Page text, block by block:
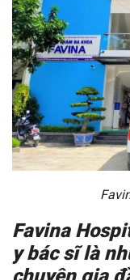
Favina
y bác sĩ là